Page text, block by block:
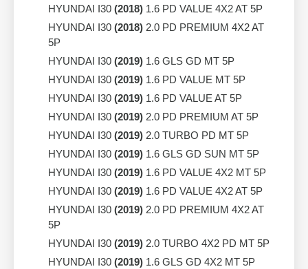
HYUNDAI I30 (2018) 1.6 PD VALUE 4X2 AT 5P
HYUNDAI I30 (2018) 2.0 PD PREMIUM 4X2 AT
5P
HYUNDAI I30 (2019) 1.6 GLS GD MT 5P
HYUNDAI I30 (2019) 1.6 PD VALUE MT 5P
HYUNDAI I30 (2019) 1.6 PD VALUE AT 5P
HYUNDAI I30 (2019) 2.0 PD PREMIUM AT 5P
HYUNDAI I30 (2019) 2.0 TURBO PD MT 5P
HYUNDAI I30 (2019) 1.6 GLS GD SUN MT 5P
HYUNDAI I30 (2019) 1.6 PD VALUE 4X2 MT 5P
HYUNDAI I30 (2019) 1.6 PD VALUE 4X2 AT 5P
HYUNDAI I30 (2019) 2.0 PD PREMIUM 4X2 AT
5P
HYUNDAI I30 (2019) 2.0 TURBO 4X2 PD MT 5P
HYUNDAI I30 (2019) 1.6 GLS GD 4X2 MT 5P